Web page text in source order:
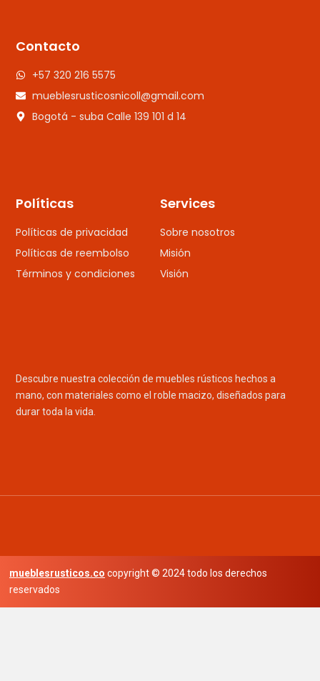
Descubre nuestra colección de muebles rústicos hechos a
mano, con materiales como el roble macizo, diseñados para
durar toda la vida.
Services
Sobre nosotros
Misión
Visión
Políticas
Políticas de privacidad
Políticas de reembolso
Términos y condiciones
Contacto
+57 320 216 5575
mueblesrusticosnicoll@gmail.com
Bogotá - suba Calle 139 101 d 14
mueblesrusticos.co copyright © 2024 todo los derechos
reservados